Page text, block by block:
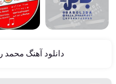
دانلود آهنگ محمد